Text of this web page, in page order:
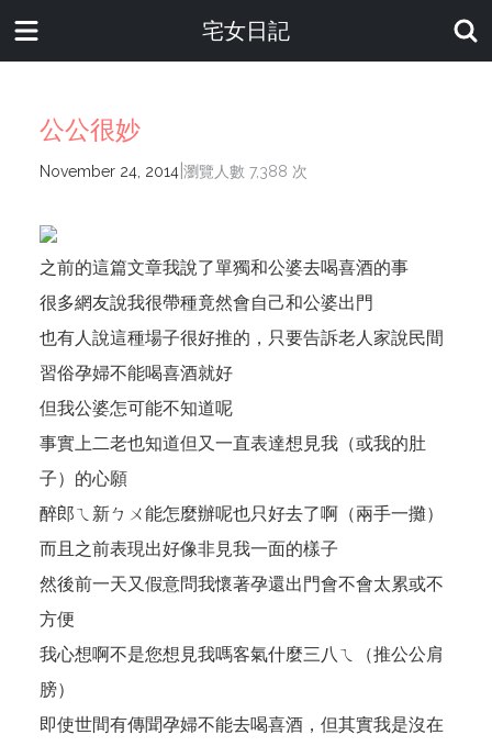
宅女日記
公公很妙
November 24, 2014 瀏覽人數 7,388 次
之前的這篇文章我說了單獨和公婆去喝喜酒的事
很多網友說我很帶種竟然會自己和公婆出門
也有人說這種場子很好推的，只要告訴老人家說民間
習俗孕婦不能喝喜酒就好
但我公婆怎可能不知道呢
事實上二老也知道但又一直表達想見我（或我的肚
子）的心願
醉郎ㄟ新ㄅㄨ能怎麼辦呢也只好去了啊（兩手一攤）
而且之前表現出好像非見我一面的樣子
然後前一天又假意問我懷著孕還出門會不會太累或不
方便
我心想啊不是您想見我嗎客氣什麼三八ㄟ（推公公肩
膀）
即使世間有傳聞孕婦不能去喝喜酒，但其實我是沒在